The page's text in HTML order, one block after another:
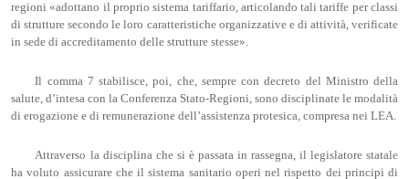
regioni «adottano il proprio sistema tariffario, articolando tali tariffe per classi
di strutture secondo le loro caratteristiche organizzative e di attività, verificate
in sede di accreditamento delle strutture stesse».
Il comma 7 stabilisce, poi, che, sempre con decreto del Ministro della
salute, d’intesa con la Conferenza Stato-Regioni, sono disciplinate le modalità
di erogazione e di remunerazione dell’assistenza protesica, compresa nei LEA.
Attraverso la disciplina che si è passata in rassegna, il legislatore statale
ha voluto assicurare che il sistema sanitario operi nel rispetto dei principi di